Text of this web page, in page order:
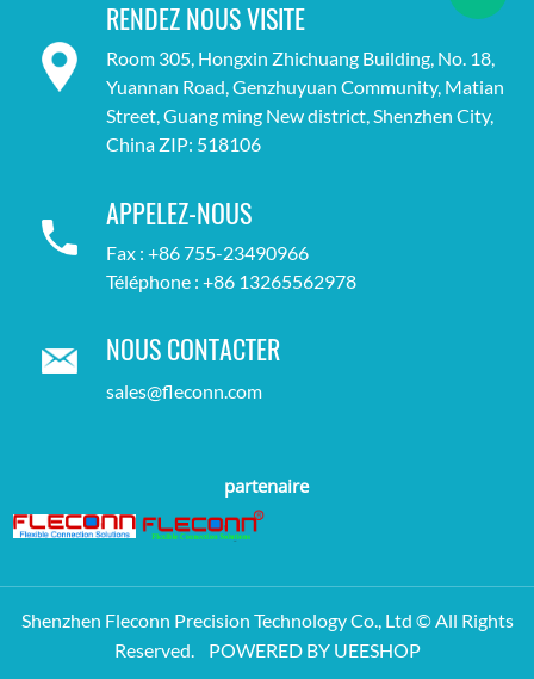
RENDEZ NOUS VISITE
Room 305, Hongxin Zhichuang Building, No. 18,
Yuannan Road, Genzhuyuan Community, Matian
Street, Guang ming New district, Shenzhen City,
China ZIP: 518106
APPELEZ-NOUS
Fax : +86 755-23490966
Téléphone : +86 13265562978
NOUS CONTACTER
sales@fleconn.com
partenaire
Shenzhen Fleconn Precision Technology Co., Ltd © All Rights
Reserved. POWERED BY UEESHOP